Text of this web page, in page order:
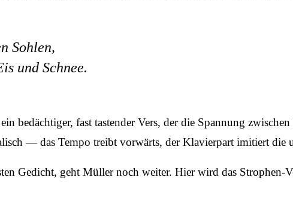
Sohlen,
und Schnee.
bedächtiger, fast tastender Vers, der die Spannung
— das Tempo treibt vorwärts, der Klavierpart imitiert die
Gedicht, geht Müller noch weiter. Hier wird das Strophen-